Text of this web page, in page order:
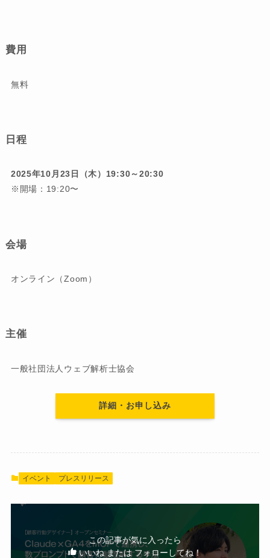
費用
無料
日程
2025年10月23日（木）19:30～20:30
※開場：19:20〜
会場
オンライン（Zoom）
主催
一般社団法人ウェブ解析士協会
詳細・お申し込み
イベント プレスリリース
この記事が気に入ったら
いいね または フォローしてね！